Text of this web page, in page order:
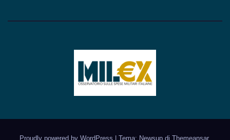
Proudly powered by WordPress Tema: Newsup di Themeansar.